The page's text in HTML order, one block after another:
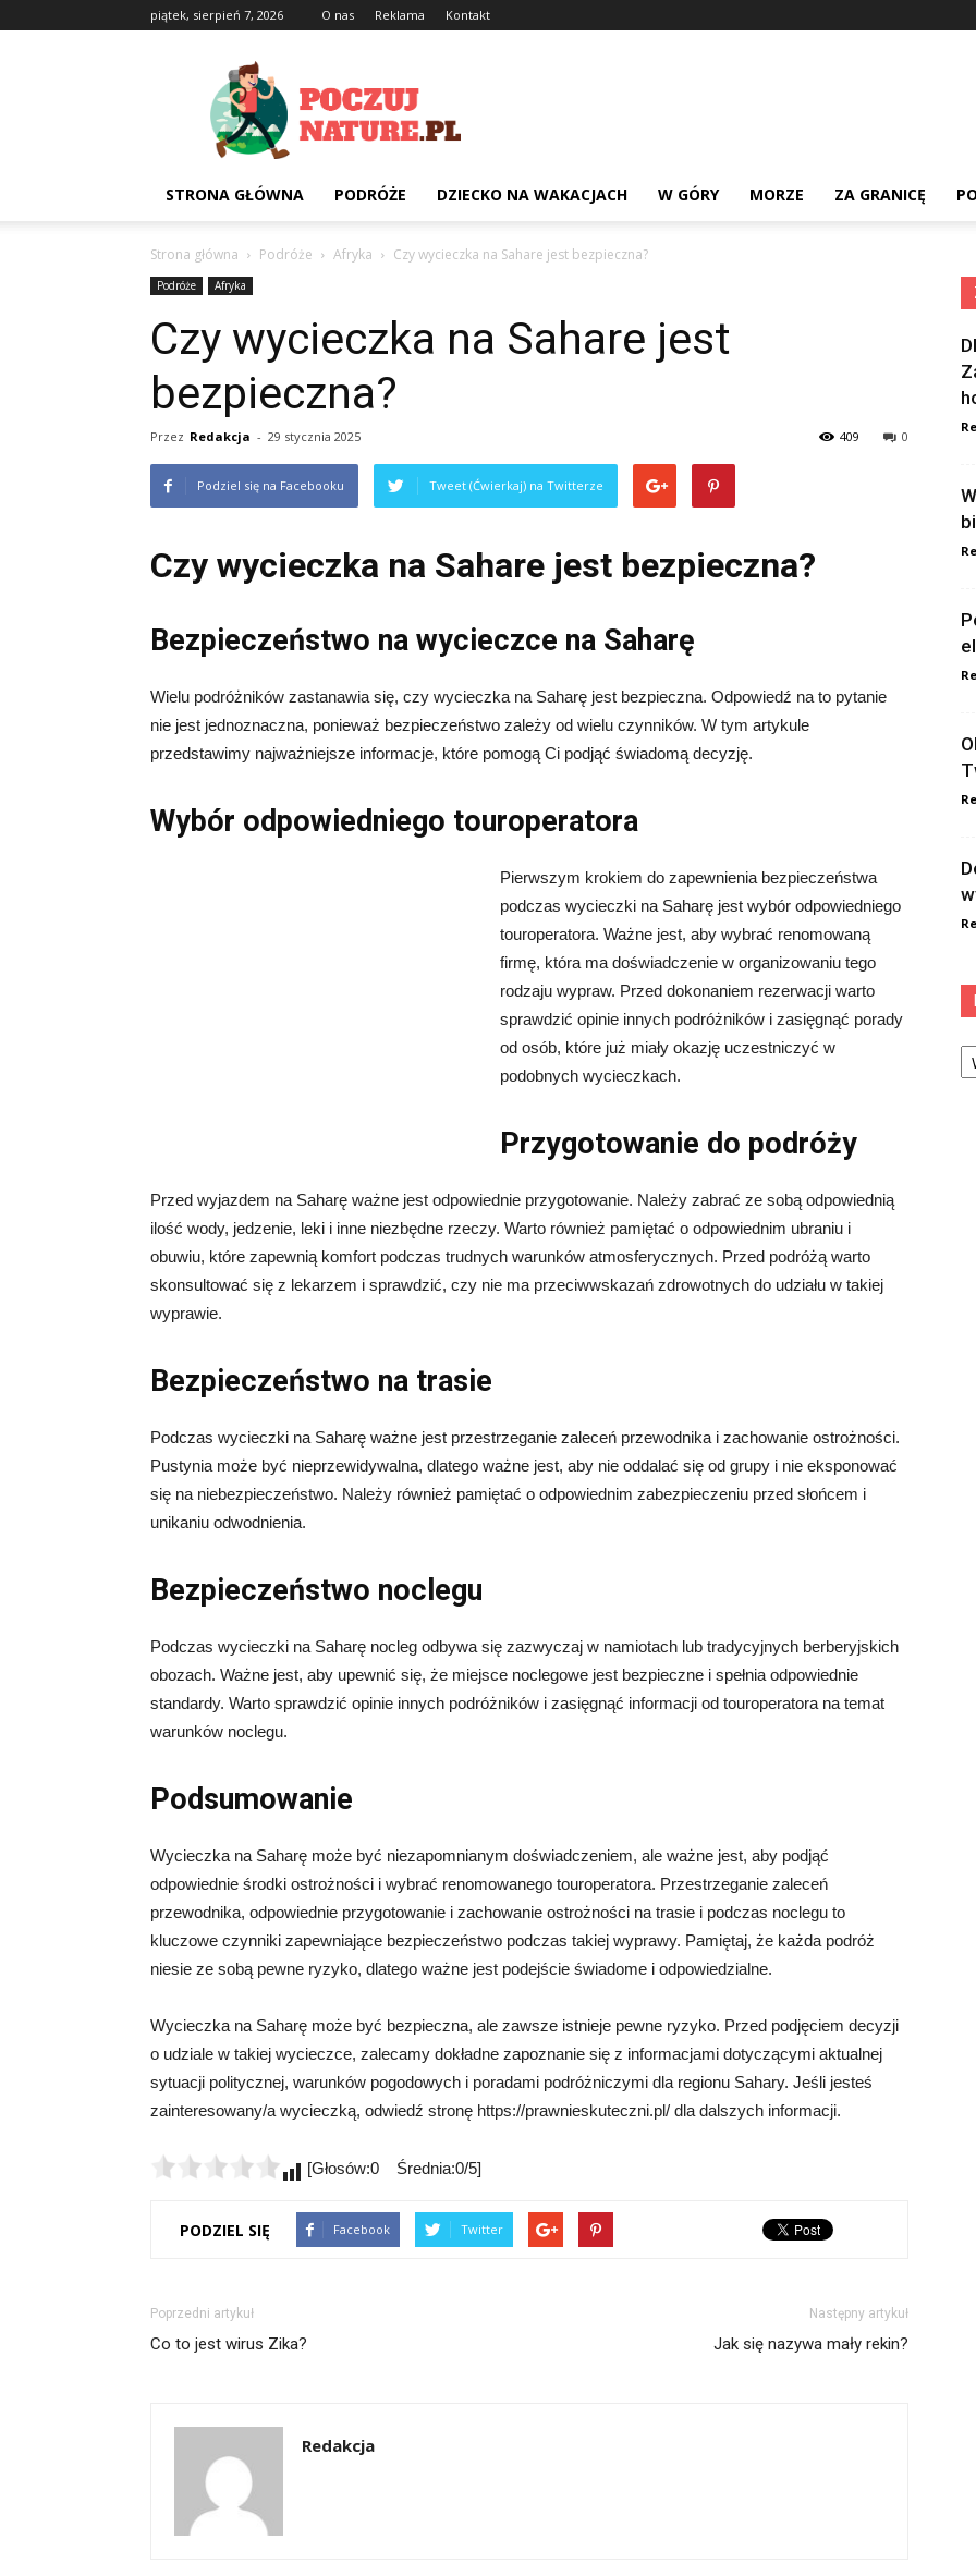
piątek, sierpień 7, 2026 O nas Reklama Kontakt
Poczujnature.pl
STRONA GŁÓWNA PODRÓŻE DZIECKO NA WAKACJACH W GÓRY MORZE ZA GRANICĘ
Strona główna Podróże Afryka Czy wycieczka na Sahare jest bezpieczna?
Podróże Afryka
Czy wycieczka na Sahare jest
bezpieczna?
Przez Redakcja - 29 stycznia 2025 0
409
Podziel się na Facebooku Tweet (Ćwierkaj) na Twitterze
Czy wycieczka na Sahare jest bezpieczna?
Bezpieczeństwo na wycieczce na Saharę
Wielu podróżników zastanawia się, czy wycieczka na Saharę jest bezpieczna. Odpowiedź na to pytanie
nie jest jednoznaczna, ponieważ bezpieczeństwo zależy od wielu czynników. W tym artykule
przedstawimy najważniejsze informacje, które pomogą Ci podjąć świadomą decyzję.
Wybór odpowiedniego touroperatora
Pierwszym krokiem do zapewnienia bezpieczeństwa
podczas wycieczki na Saharę jest wybór odpowiedniego
touroperatora. Ważne jest, aby wybrać renomowaną
firmę, która ma doświadczenie w organizowaniu tego
rodzaju wypraw. Przed dokonaniem rezerwacji warto
sprawdzić opinie innych podróżników i zasięgnąć porady
od osób, które już miały okazję uczestniczyć w
podobnych wycieczkach.
Przygotowanie do podróży
Przed wyjazdem na Saharę ważne jest odpowiednie przygotowanie. Należy zabrać ze sobą odpowiednią
ilość wody, jedzenie, leki i inne niezbędne rzeczy. Warto również pamiętać o odpowiednim ubraniu i
obuwiu, które zapewnią komfort podczas trudnych warunków atmosferycznych. Przed podróżą warto
skonsultować się z lekarzem i sprawdzić, czy nie ma przeciwwskazań zdrowotnych do udziału w takiej
wyprawie.
Bezpieczeństwo na trasie
Podczas wycieczki na Saharę ważne jest przestrzeganie zaleceń przewodnika i zachowanie ostrożności.
Pustynia może być nieprzewidywalna, dlatego ważne jest, aby nie oddalać się od grupy i nie eksponować
się na niebezpieczeństwo. Należy również pamiętać o odpowiednim zabezpieczeniu przed słońcem i
unikaniu odwodnienia.
Bezpieczeństwo noclegu
Podczas wycieczki na Saharę nocleg odbywa się zazwyczaj w namiotach lub tradycyjnych berberyjskich
obozach. Ważne jest, aby upewnić się, że miejsce noclegowe jest bezpieczne i spełnia odpowiednie
standardy. Warto sprawdzić opinie innych podróżników i zasięgnąć informacji od touroperatora na temat
warunków noclegu.
Podsumowanie
Wycieczka na Saharę może być niezapomnianym doświadczeniem, ale ważne jest, aby podjąć
odpowiednie środki ostrożności i wybrać renomowanego touroperatora. Przestrzeganie zaleceń
przewodnika, odpowiednie przygotowanie i zachowanie ostrożności na trasie i podczas noclegu to
kluczowe czynniki zapewniające bezpieczeństwo podczas takiej wyprawy. Pamiętaj, że każda podróż
niesie ze sobą pewne ryzyko, dlatego ważne jest podejście świadome i odpowiedzialne.
Wycieczka na Saharę może być bezpieczna, ale zawsze istnieje pewne ryzyko. Przed podjęciem decyzji
o udziale w takiej wycieczce, zalecamy dokładne zapoznanie się z informacjami dotyczącymi aktualnej
sytuacji politycznej, warunków pogodowych i poradami podróżniczymi dla regionu Sahary. Jeśli jesteś
zainteresowany/a wycieczką, odwiedź stronę https://prawnieskuteczni.pl/ dla dalszych informacji.
[Głosów:0 Średnia:0/5]
PODZIEL SIĘ Facebook Twitter
Poprzedni artykuł
Co to jest wirus Zika?
Następny artykuł
Jak się nazywa mały rekin?
Redakcja